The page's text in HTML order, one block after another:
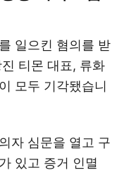
일으킨 혐의를 받
티몬 대표, 류화
모두 기각됐습니
자 심문을 열고 구
있고 증거 인멸